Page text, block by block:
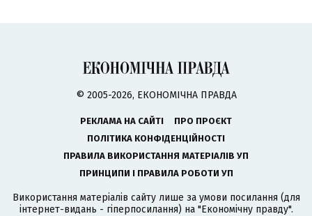
© 2005-2026, ЕКОНОМІЧНА ПРАВДА
РЕКЛАМА НА САЙТІ
ПРО ПРОЄКТ
ПОЛІТИКА КОНФІДЕНЦІЙНОСТІ
ПРАВИЛА ВИКОРИСТАННЯ МАТЕРІАЛІВ УП
ПРИНЦИПИ І ПРАВИЛА РОБОТИ УП
Використання матеріалів сайту лише за умови посилання (для
інтернет-видань - гіперпосилання) на "Економічну правду".